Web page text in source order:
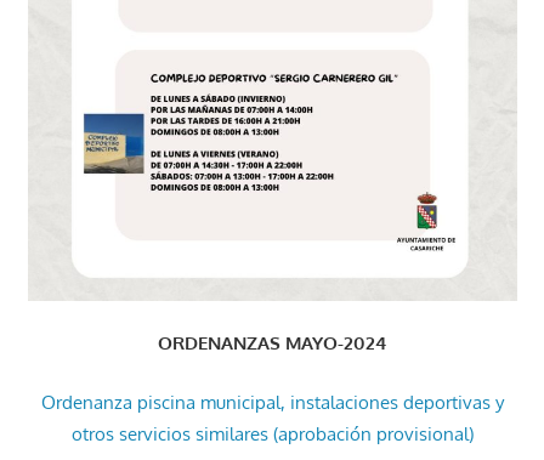
ORDENANZAS MAYO-2024
Ordenanza piscina municipal, instalaciones deportivas y
otros servicios similares (aprobación provisional)